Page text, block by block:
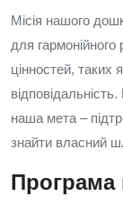
Місія нашого
для
цінностей, таких
наша мета –
знайти власний
Програма